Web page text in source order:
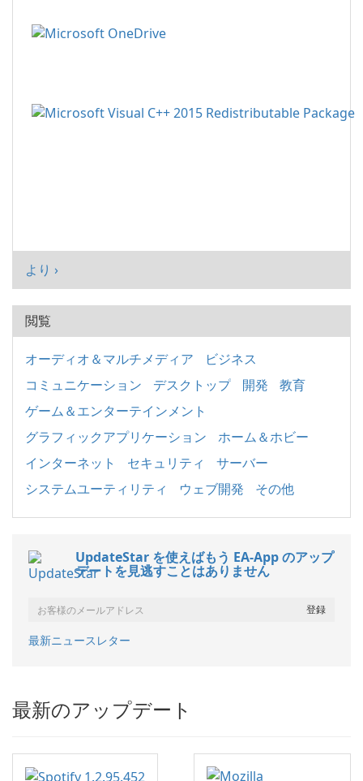
より ›
閲覧
オーディオ＆マルチメディア
ビジネス
コミュニケーション
デスクトップ 開発
教育
ゲーム＆エンターテインメント
グラフィックアプリケーション
ホーム＆ホビー
インターネット
セキュリティ
サーバー
システムユーティリティ
ウェブ開発 その他
UpdateStar を使えばもう EA-App のアップ
デートを見逃すことはありません
最新ニュースレター
最新のアップデート